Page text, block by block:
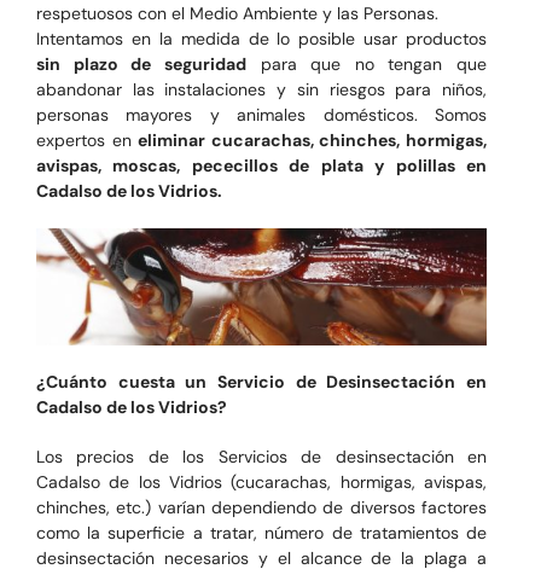
respetuosos con el Medio Ambiente y las Personas.
Intentamos en la medida de lo posible usar productos
sin plazo de seguridadpara que no tengan que
abandonar las instalaciones y sin riesgos para niños,
personas mayores y animales domésticos. Somos
expertos eneliminar cucarachas, chinches, hormigas,
avispas, moscas, pececillos de plata y polillas en
Cadalso de los Vidrios.
¿Cuánto cuesta un Servicio de Desinsectación en
Cadalso de los Vidrios?
Los precios de los Servicios de desinsectación en
Cadalso de los Vidrios (cucarachas, hormigas, avispas,
chinches, etc.) varían dependiendo de diversos factores
como la superficie a tratar, número de tratamientos de
desinsectación necesarios y el alcance de la plaga a